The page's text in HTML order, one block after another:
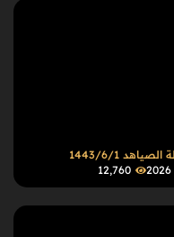
1443/6/1
12٬760